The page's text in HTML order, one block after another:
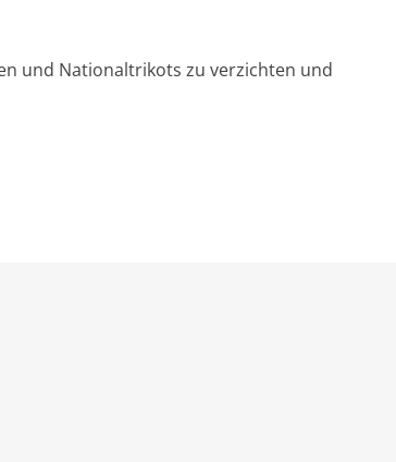
und Nationaltrikots zu verzichten und